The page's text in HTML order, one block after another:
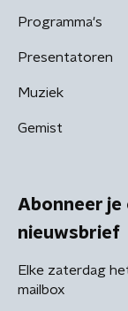
Programma's
Presentatoren
Muziek
Gemist
Abonneer je
nieuwsbrief
Elke zaterdag
mailbox